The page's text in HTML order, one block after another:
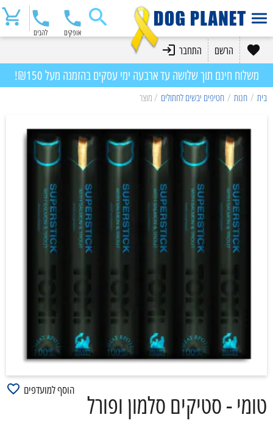
אופקים להבים
הרשם התחבר
משלוח חינם תוך שלושה עד ארבעה ימי עסקים בהזמנה מעל ₪150!
בית / חנות / חטיפים יבשים לחתולים / מוצר
טומי - סטיקים סלמון ופורל הוסף למועדפים